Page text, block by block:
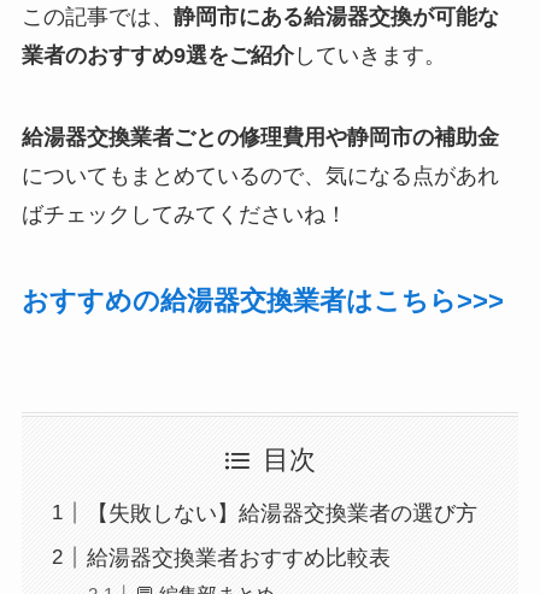
この記事では、 静岡市にある給湯器交換が可能な
業者のおすすめ9選をご紹介していきます。
給湯器交換業者ごとの修理費用や静岡市の補助金
についてもまとめているので、気になる点があれ
ばチェックしてみてくださいね！
おすすめの給湯器交換業者はこちら>>>
目次
【失敗しない】給湯器交換業者の選び方
給湯器交換業者おすすめ比較表